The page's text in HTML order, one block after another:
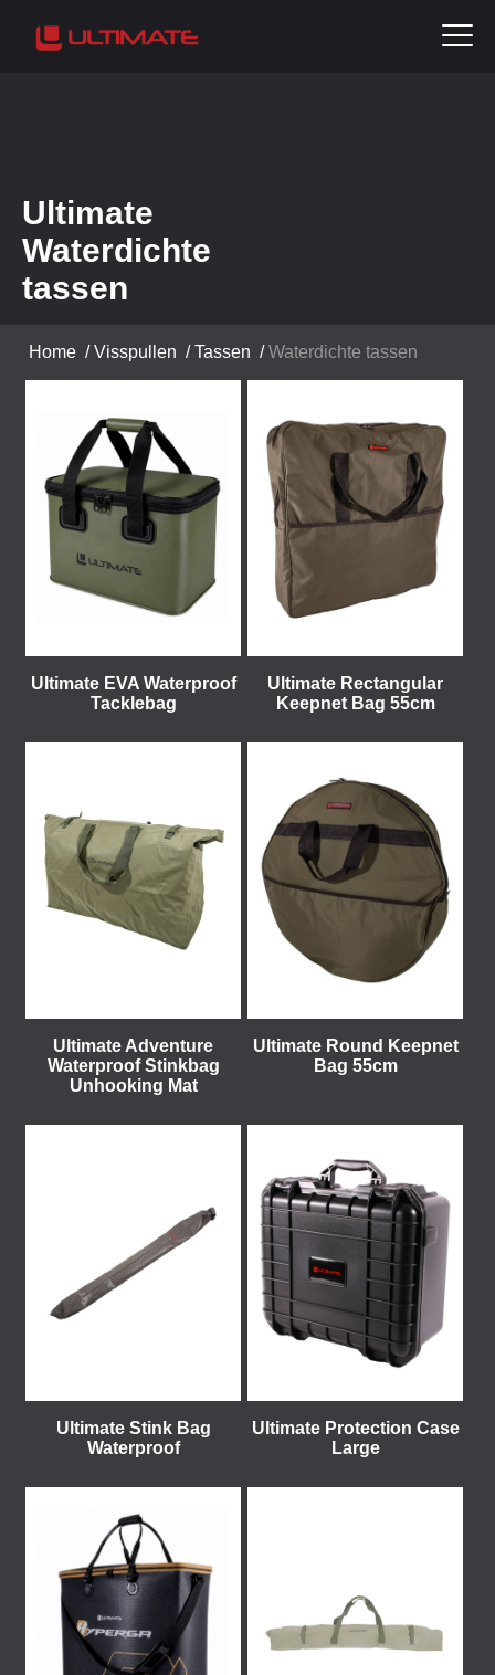
Ultimate
Waterdichte
tassen
Home /Visspullen /Tassen /Waterdichte tassen
Ultimate EVA Waterproof
Tacklebag
Ultimate Rectangular
Keepnet Bag 55cm
Ultimate Adventure
Waterproof Stinkbag
Unhooking Mat
Ultimate Round Keepnet
Bag 55cm
Ultimate Stink Bag
Waterproof
Ultimate Protection Case
Large